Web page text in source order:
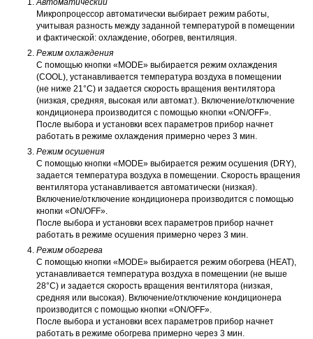
Автоматический
Микропроцессор автоматически выбирает режим работы,
учитывая разность между заданной температурой в помещении
и фактической: охлаждение, обогрев, вентиляция.
Режим охлаждения
С помощью кнопки «MODE» выбирается режим охлаждения
(COOL), устанавливается температура воздуха в помещении
(не ниже 21°С) и задается скорость вращения вентилятора
(низкая, средняя, высокая или автомат.). Включение/отключение
кондиционера производится с помощью кнопки «ON/OFF».
После выбора и установки всех параметров прибор начнет
работать в режиме охлаждения примерно через 3 мин.
Режим осушения
С помощью кнопки «MODE» выбирается режим осушения (DRY),
задается температура воздуха в помещении. Скорость вращения
вентилятора устанавливается автоматически (низкая).
Включение/отключение кондиционера производится с помощью
кнопки «ON/OFF».
После выбора и установки всех параметров прибор начнет
работать в режиме осушения примерно через 3 мин.
Режим обогрева
С помощью кнопки «MODE» выбирается режим обогрева (HEAT),
устанавливается температура воздуха в помещении (не выше
28°С) и задается скорость вращения вентилятора (низкая,
средняя или высокая). Включение/отключение кондиционера
производится с помощью кнопки «ON/OFF».
После выбора и установки всех параметров прибор начнет
работать в режиме обогрева примерно через 3 мин.